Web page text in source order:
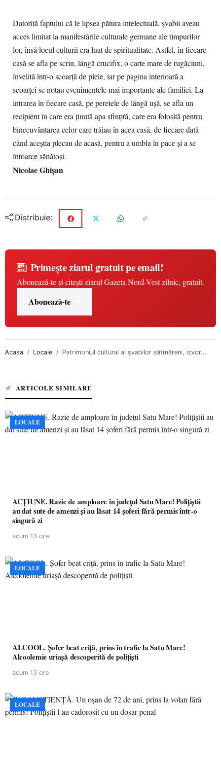
Datorită faptului că le lipsea pătura intelectuală, șvabii aveau
acces limitat la manifestările culturale germane ale timpurilor
lor, însă locul culturii era luat de spiritualitate. Astfel, în fiecare
casă se afla pe scrin, lângă crucifix, o carte mare de rugăciuni,
învelită într-o scoarță de piele, iar pe pagina interioară a
scoarței se notau evenimentele mai importante ale familiei. La
intrarea în fiecare casă, pe peretele de lângă ușă, se afla un
recipient în care era ținută apa sfințită, care era folosită pentru
binecuvântarea celor care trăiau în acea casă, de fiecare dată
când aceștia plecau de acasă, pentru a umbla în pace și a se
întoarce sănătoși.
Nicolae Ghişan
Distribuie:
Primește ziarul gratuit pe email!
Abonează-te și citești ziarul Gazeta Nord-Vest zilnic, gratuit.
Abonează-te
Acasa Locale Patrimoniul cultural al şvabilor sătmăreni, izvor...
ARTICOLE SIMILARE
LOCALE
ACȚIUNE. Razie de amploare în județul Satu Mare! Polițiștii
au dat sute de amenzi și au lăsat 14 șoferi fără permis într-o
singură zi
acum 13 ore
LOCALE
ALCOOL. Șofer beat criță, prins în trafic la Satu Mare!
Alcoolemie uriașă descoperită de polițiști
acum 13 ore
LOCALE